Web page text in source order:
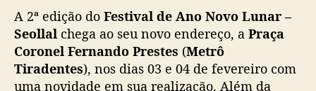
t
i
v
l
A 2ª edição do Festival de Ano Novo Lunar –
Seollal chega ao seu novo endereço, a Praça
Coronel Fernando Prestes (Metrô
Tiradentes), nos dias 03 e 04 de fevereiro com
uma novidade em sua realização. Além da